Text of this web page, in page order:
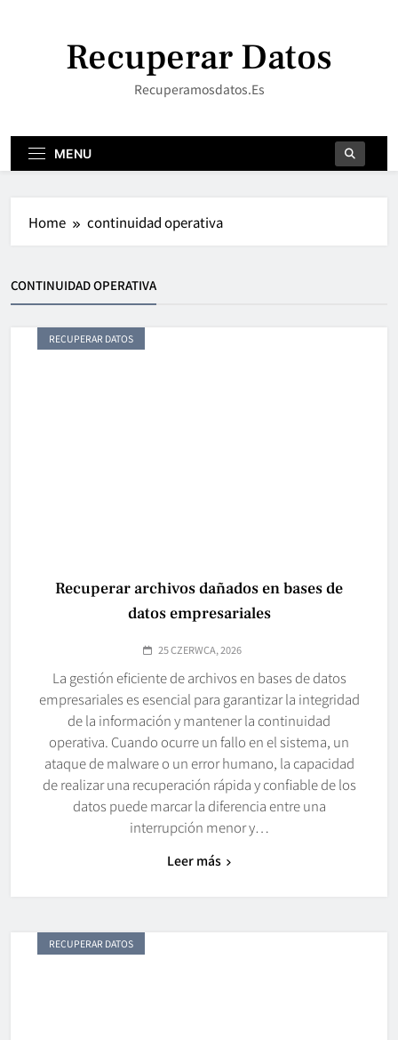
Recuperar Datos
Recuperamosdatos.es
MENU
Home continuidad operativa
CONTINUIDAD OPERATIVA
RECUPERAR DATOS
Recuperar archivos dañados en bases de
datos empresariales
25 CZERWCA, 2026
La gestión eficiente de archivos en bases de datos
empresariales es esencial para garantizar la integridad
de la información y mantener la continuidad
operativa. Cuando ocurre un fallo en el sistema, un
ataque de malware o un error humano, la capacidad
de realizar una recuperación rápida y confiable de los
datos puede marcar la diferencia entre una
interrupción menor y…
Leer más
RECUPERAR DATOS